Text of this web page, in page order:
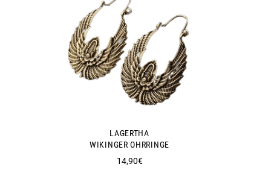
LAGERTHA
WIKINGER OHRRINGE
Normaler
14,90€